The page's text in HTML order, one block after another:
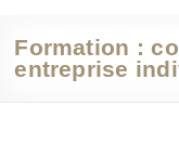
Formation :
entreprise